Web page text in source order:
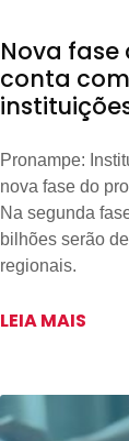
Nova
conta
Pronampe:
nova fase do
Na segunda
bilhões serão
regionais.
LEIA MAIS